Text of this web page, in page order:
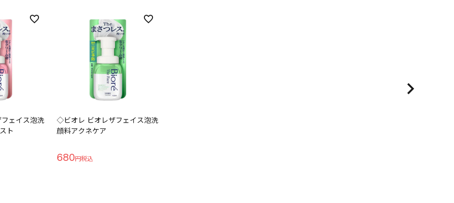
ェイス泡洗
ト
◇ビオレ ビオレザフェイス泡洗
顔料アクネケア
680